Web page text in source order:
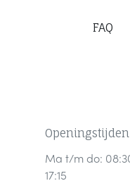
Openingstijden
Ma t/m do:
17:15
FAQ